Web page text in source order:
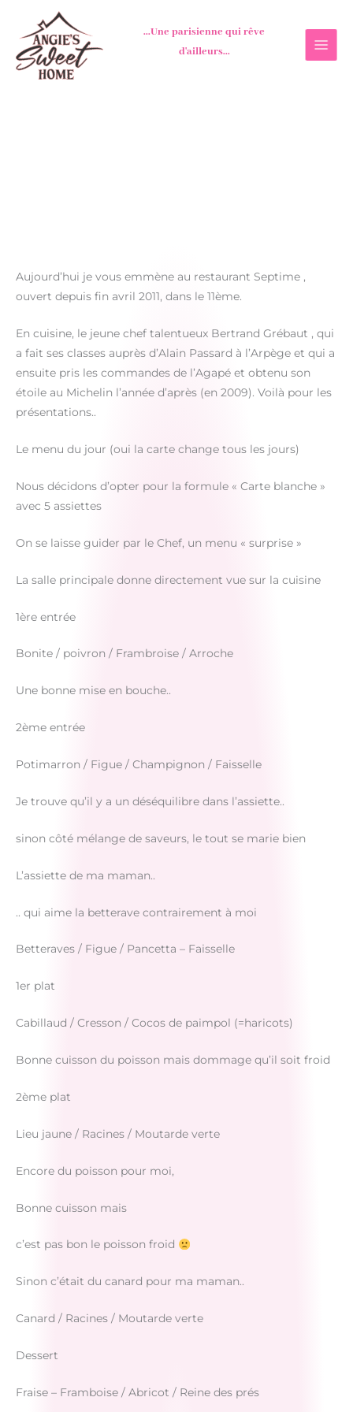
contenu
...Une parisienne qui rêve
d'ailleurs...
Aujourd’hui je vous emmène au restaurant Septime ,
ouvert depuis fin avril 2011, dans le 11ème.
En cuisine, le jeune chef talentueux Bertrand Grébaut , qui
a fait ses classes auprès d’Alain Passard à l’Arpège et qui a
ensuite pris les commandes de l’Agapé et obtenu son
étoile au Michelin l’année d’après (en 2009). Voilà pour les
présentations..
Le menu du jour (oui la carte change tous les jours)
Nous décidons d’opter pour la formule « Carte blanche »
avec 5 assiettes
On se laisse guider par le Chef, un menu « surprise »
La salle principale donne directement vue sur la cuisine
1ère entrée
Bonite / poivron / Frambroise / Arroche
Une bonne mise en bouche..
2ème entrée
Potimarron / Figue / Champignon / Faisselle
Je trouve qu’il y a un déséquilibre dans l’assiette..
sinon côté mélange de saveurs, le tout se marie bien
L’assiette de ma maman..
.. qui aime la betterave contrairement à moi
Betteraves / Figue / Pancetta – Faisselle
1er plat
Cabillaud / Cresson / Cocos de paimpol (=haricots)
Bonne cuisson du poisson mais dommage qu’il soit froid
2ème plat
Lieu jaune / Racines / Moutarde verte
Encore du poisson pour moi,
Bonne cuisson mais
c’est pas bon le poisson froid
Sinon c’était du canard pour ma maman..
Canard / Racines / Moutarde verte
Dessert
Fraise – Framboise / Abricot / Reine des prés